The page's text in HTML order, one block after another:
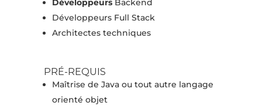
DéveloppeursBackend
Développeurs Full Stack
Architectes techniques
PRÉ-REQUIS
Maîtrise de Java ou tout autre langage
orienté objet